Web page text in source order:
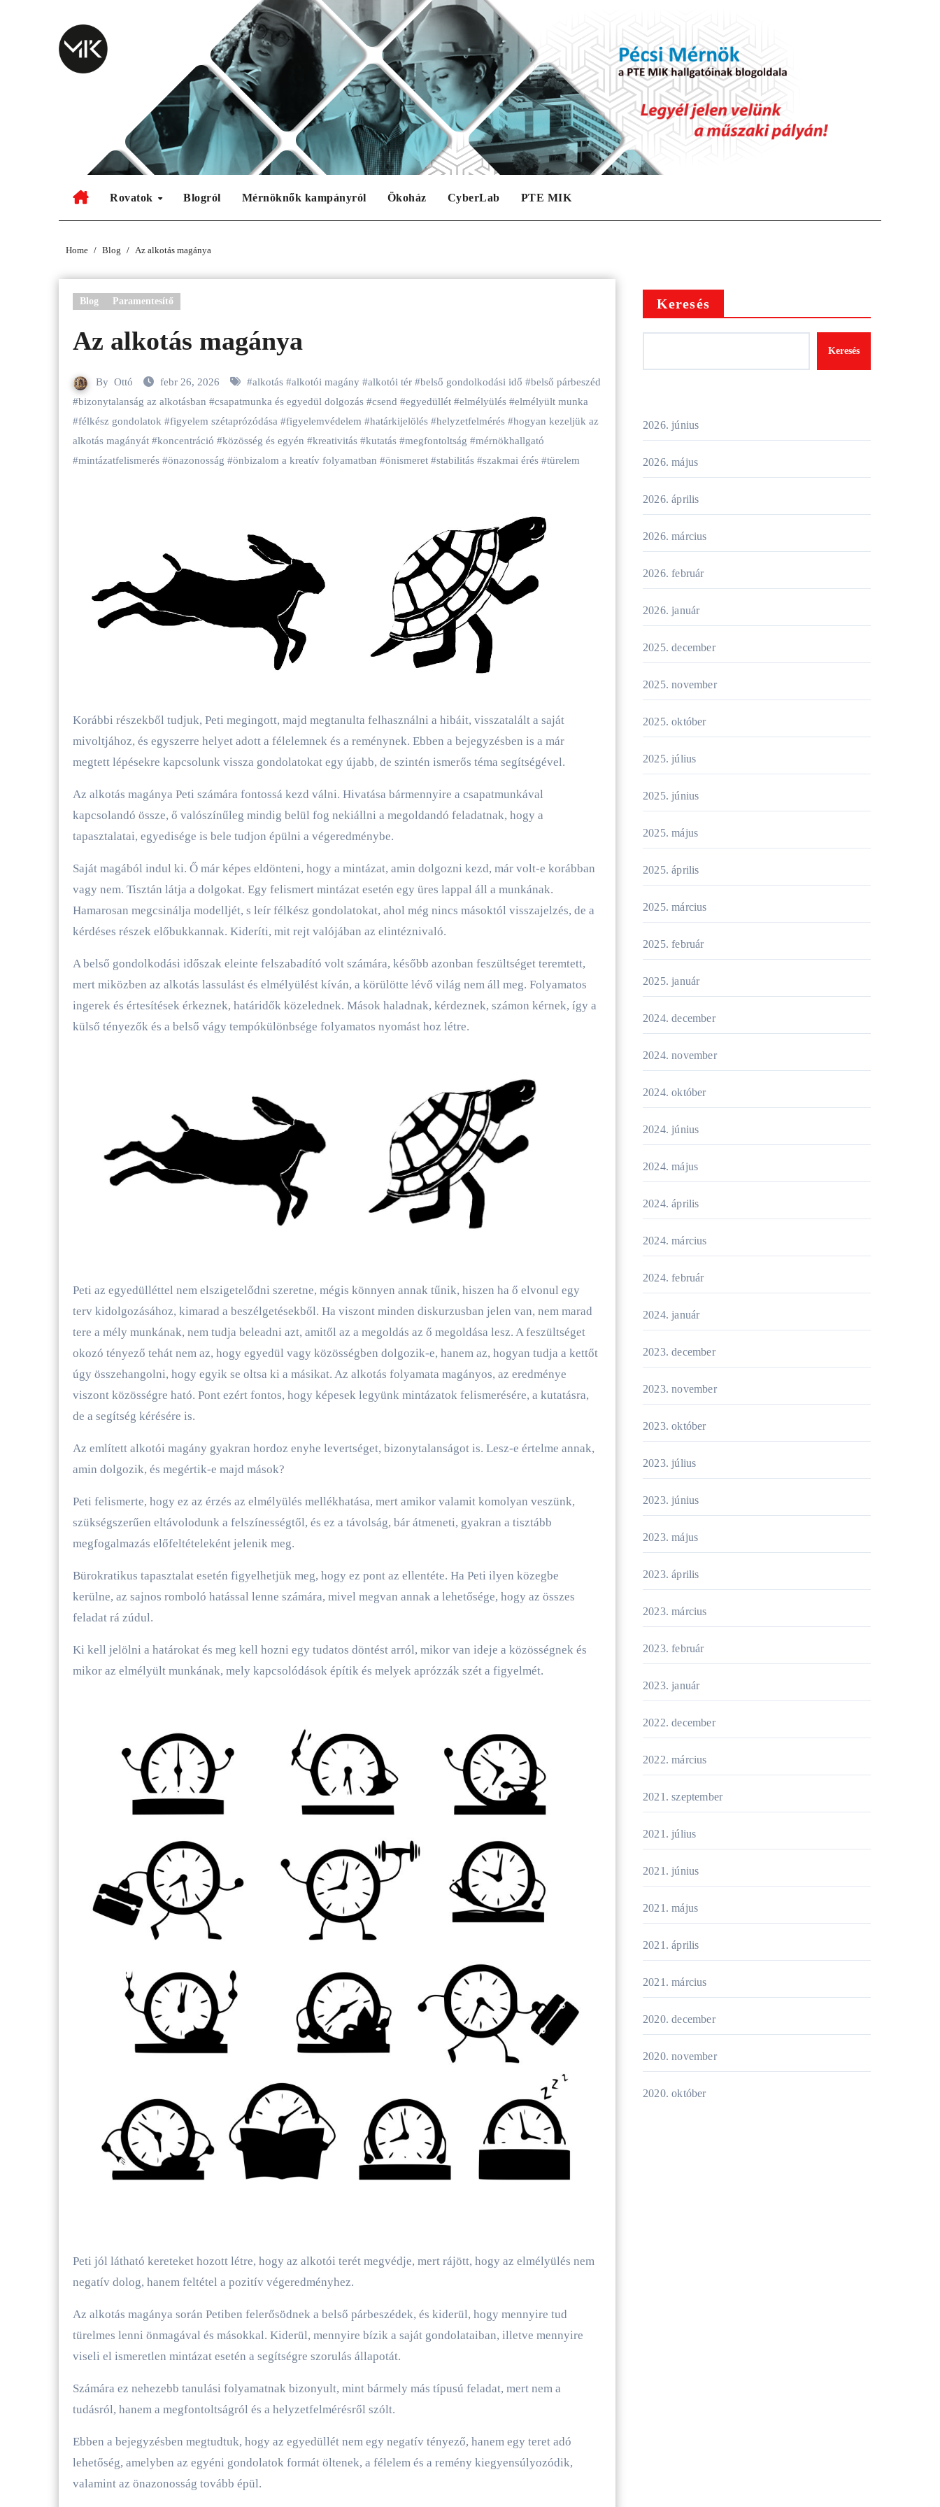
Rovatok Blogról Mérnöknők kampányról Ökoház CyberLab PTE MIK
Home Blog Az alkotás magánya
Blog Paramentesítő
Az alkotás magánya
By Ottó febr 26, 2026 #alkotás #alkotói magány #alkotói tér #belső gondolkodási idő #belső párbeszéd
#bizonytalanság az alkotásban #csapatmunka és egyedül dolgozás #csend #egyedüllét #elmélyülés #elmélyült munka
#félkész gondolatok #figyelem szétaprózódása #figyelemvédelem #határkijelölés #helyzetfelmérés #hogyan kezeljük az
alkotás magányát #koncentráció #közösség és egyén #kreativitás #kutatás #megfontoltság #mérnökhallgató
#mintázatfelismerés #önazonosság #önbizalom a kreatív folyamatban #önismeret #stabilitás #szakmai érés #türelem
Korábbi részekből tudjuk, Peti megingott, majd megtanulta felhasználni a hibáit, visszatalált a saját
mivoltjához, és egyszerre helyet adott a félelemnek és a reménynek. Ebben a bejegyzésben is a már
megtett lépésekre kapcsolunk vissza gondolatokat egy újabb, de szintén ismerős téma segítségével.
Az alkotás magánya Peti számára fontossá kezd válni. Hivatása bármennyire a csapatmunkával
kapcsolandó össze, ő valószínűleg mindig belül fog nekiállni a megoldandó feladatnak, hogy a
tapasztalatai, egyedisége is bele tudjon épülni a végeredménybe.
Saját magából indul ki. Ő már képes eldönteni, hogy a mintázat, amin dolgozni kezd, már volt-e korábban
vagy nem. Tisztán látja a dolgokat. Egy felismert mintázat esetén egy üres lappal áll a munkának.
Hamarosan megcsinálja modelljét, s leír félkész gondolatokat, ahol még nincs másoktól visszajelzés, de a
kérdéses részek előbukkannak. Kideríti, mit rejt valójában az elintéznivaló.
A belső gondolkodási időszak eleinte felszabadító volt számára, később azonban feszültséget teremtett,
mert miközben az alkotás lassulást és elmélyülést kíván, a körülötte lévő világ nem áll meg. Folyamatos
ingerek és értesítések érkeznek, határidők közelednek. Mások haladnak, kérdeznek, számon kérnek, így a
külső tényezők és a belső vágy tempókülönbsége folyamatos nyomást hoz létre.
Peti az egyedülléttel nem elszigetelődni szeretne, mégis könnyen annak tűnik, hiszen ha ő elvonul egy
terv kidolgozásához, kimarad a beszélgetésekből. Ha viszont minden diskurzusban jelen van, nem marad
tere a mély munkának, nem tudja beleadni azt, amitől az a megoldás az ő megoldása lesz. A feszültséget
okozó tényező tehát nem az, hogy egyedül vagy közösségben dolgozik-e, hanem az, hogyan tudja a kettőt
úgy összehangolni, hogy egyik se oltsa ki a másikat. Az alkotás folyamata magányos, az eredménye
viszont közösségre ható. Pont ezért fontos, hogy képesek legyünk mintázatok felismerésére, a kutatásra,
de a segítség kérésére is.
Az említett alkotói magány gyakran hordoz enyhe levertséget, bizonytalanságot is. Lesz-e értelme annak,
amin dolgozik, és megértik-e majd mások?
Peti felismerte, hogy ez az érzés az elmélyülés mellékhatása, mert amikor valamit komolyan veszünk,
szükségszerűen eltávolodunk a felszínességtől, és ez a távolság, bár átmeneti, gyakran a tisztább
megfogalmazás előfeltételeként jelenik meg.
Bürokratikus tapasztalat esetén figyelhetjük meg, hogy ez pont az ellentéte. Ha Peti ilyen közegbe
kerülne, az sajnos romboló hatással lenne számára, mivel megvan annak a lehetősége, hogy az összes
feladat rá zúdul.
Ki kell jelölni a határokat és meg kell hozni egy tudatos döntést arról, mikor van ideje a közösségnek és
mikor az elmélyült munkának, mely kapcsolódások építik és melyek aprózzák szét a figyelmét.
Peti jól látható kereteket hozott létre, hogy az alkotói terét megvédje, mert rájött, hogy az elmélyülés nem
negatív dolog, hanem feltétel a pozitív végeredményhez.
Az alkotás magánya során Petiben felerősödnek a belső párbeszédek, és kiderül, hogy mennyire tud
türelmes lenni önmagával és másokkal. Kiderül, mennyire bízik a saját gondolataiban, illetve mennyire
viseli el ismeretlen mintázat esetén a segítségre szorulás állapotát.
Számára ez nehezebb tanulási folyamatnak bizonyult, mint bármely más típusú feladat, mert nem a
tudásról, hanem a megfontoltságról és a helyzetfelmérésről szólt.
Ebben a bejegyzésben megtudtuk, hogy az egyedüllét nem egy negatív tényező, hanem egy teret adó
lehetőség, amelyben az egyéni gondolatok formát öltenek, a félelem és a remény kiegyensúlyozódik,
valamint az önazonosság tovább épül.
Keresés
Keresés
2026. június
2026. május
2026. április
2026. március
2026. február
2026. január
2025. december
2025. november
2025. október
2025. július
2025. június
2025. május
2025. április
2025. március
2025. február
2025. január
2024. december
2024. november
2024. október
2024. június
2024. május
2024. április
2024. március
2024. február
2024. január
2023. december
2023. november
2023. október
2023. július
2023. június
2023. május
2023. április
2023. március
2023. február
2023. január
2022. december
2022. március
2021. szeptember
2021. július
2021. június
2021. május
2021. április
2021. március
2020. december
2020. november
2020. október